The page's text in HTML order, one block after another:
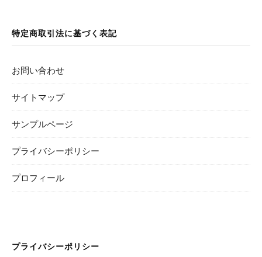
特定商取引法に基づく表記
お問い合わせ
サイトマップ
サンプルページ
プライバシーポリシー
プロフィール
プライバシーポリシー